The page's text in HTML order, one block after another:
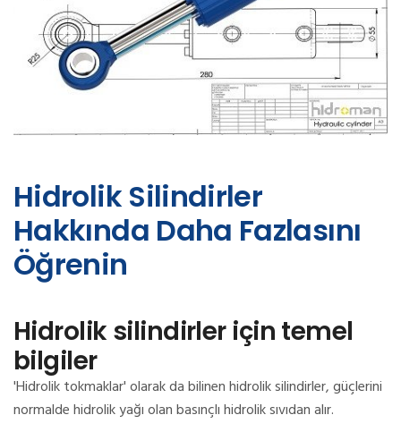
Hidrolik Silindirler
Hakkında Daha Fazlasını
Öğrenin
Hidrolik silindirler için temel
bilgiler
'Hidrolik tokmaklar' olarak da bilinen hidrolik silindirler, güçlerini
normalde hidrolik yağı olan basınçlı hidrolik sıvıdan alır.